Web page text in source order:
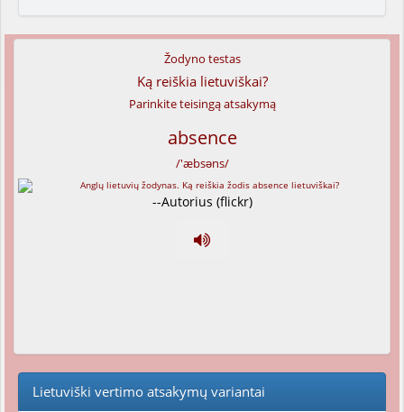
Žodyno testas
Ką reiškia lietuviškai?
Parinkite teisingą atsakymą
absence
/'æbsəns/
--Autorius (flickr)
Lietuviški vertimo atsakymų variantai